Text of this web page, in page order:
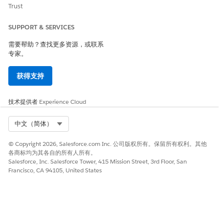
Trust
SUPPORT & SERVICES
需要帮助？查找更多资源，或联系
专家。
获得支持
技术提供者 Experience Cloud
中文（简体）
© Copyright 2026, Salesforce.com Inc. 公司版权所有。保留所有权利。其他
各商标均为其各自的所有人所有。
Salesforce, Inc. Salesforce Tower, 415 Mission Street, 3rd Floor, San
Francisco, CA 94105, United States